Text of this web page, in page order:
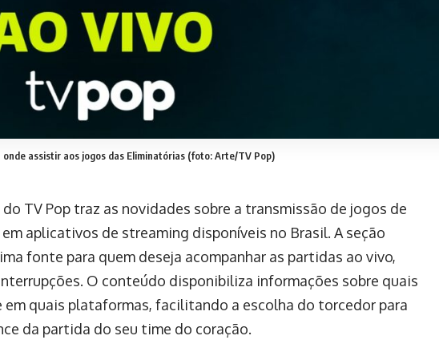
onde assistir aos jogos das Eliminatórias (foto: Arte/TV Pop)
TV Pop traz as novidades sobre a transmissão de jogos de
aplicativos de streaming disponíveis no Brasil. A seção
fonte para quem deseja acompanhar as partidas ao vivo,
O conteúdo disponibiliza informações sobre quais
em quais plataformas, facilitando a escolha do torcedor para
da partida do seu time do coração.